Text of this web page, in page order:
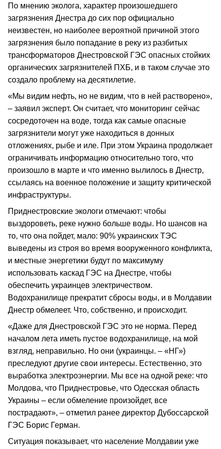
По мнению эколога, характер произошедшего
загрязнения Днестра до сих пор официально
неизвестен, но наиболее вероятной причиной этого
загрязнения было попадание в реку из разбитых
трансформаторов Днестровской ГЭС опасных стойких
органических загрязнителей ПХБ, и в таком случае это
создало проблему на десятилетие.
«Мы видим нефть, но не видим, что в ней растворено»,
– заявил эксперт. Он считает, что мониторинг сейчас
сосредоточен на воде, тогда как самые опасные
загрязнители могут уже находиться в донных
отложениях, рыбе и иле. При этом Украина продолжает
ограничивать информацию относительно того, что
произошло в марте и что именно вылилось в Днестр,
ссылаясь на военное положение и защиту критической
инфраструктуры.
Приднестровские экологи отмечают: чтобы
выздороветь, реке нужно больше воды. Но шансов на
то, что она пойдет, мало: 90% украинских ТЭС
выведены из строя во время вооруженного конфликта,
и местные энергетики будут по максимуму
использовать каскад ГЭС на Днестре, чтобы
обеспечить украинцев электричеством.
Водохранилище прекратит сбросы воды, и в Молдавии
Днестр обмелеет. Что, собственно, и происходит.
«Даже для Днестровской ГЭС это не норма. Перед
началом лета иметь пустое водохранилище, на мой
взгляд, неправильно. Но они (украинцы. – «НГ»)
преследуют другие свои интересы. Естественно, это
выработка электроэнергии. Мы все на одной реке: что
Молдова, что Приднестровье, что Одесская область
Украины – если обмеление произойдет, все
пострадают», – отметил ранее директор Дубоссарской
ГЭС Борис Герман.
Ситуация показывает, что население Молдавии уже